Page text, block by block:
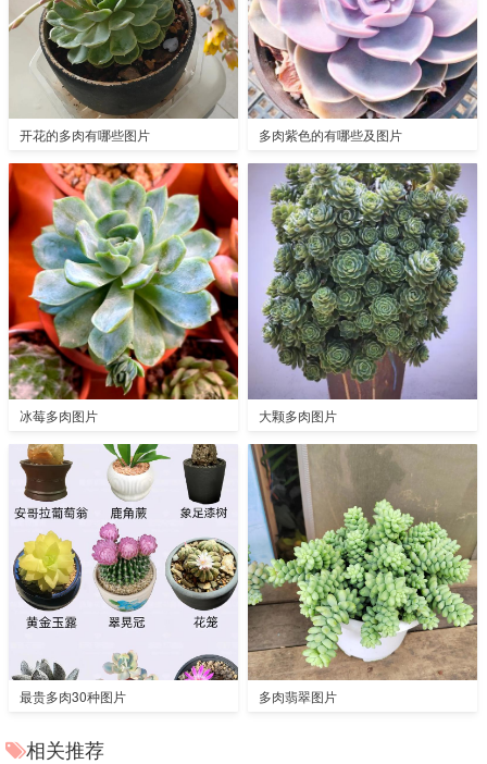
开花的多肉有哪些图片 多肉紫色的有哪些及图片
冰莓多肉图片 大颗多肉图片
最贵多肉30种图片 多肉翡翠图片
相关推荐